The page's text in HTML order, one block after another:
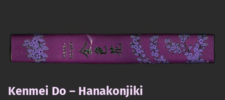
Kenmei Do – Hanakonjiki